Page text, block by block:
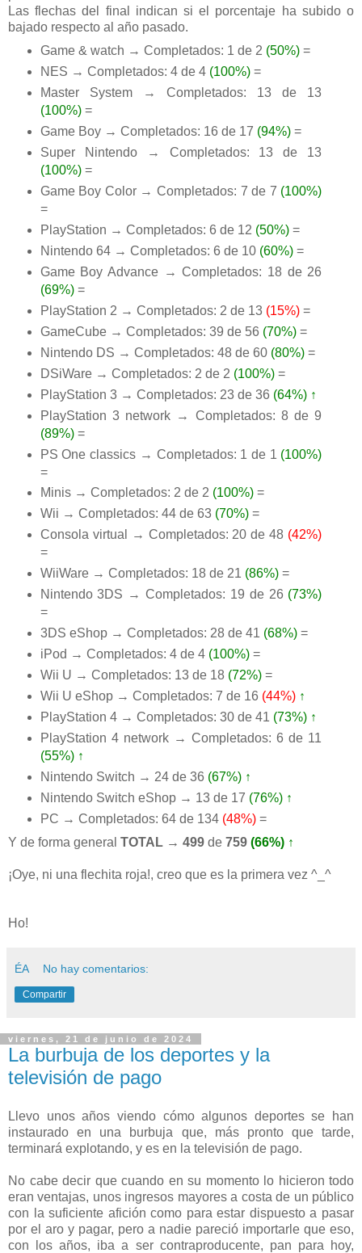
Las flechas del final indican si el porcentaje ha subido o
bajado respecto al año pasado.
Game & watch → Completados: 1 de 2 (50%)=
NES → Completados: 4 de 4 (100%)=
Master System → Completados: 13 de 13
(100%)=
Game Boy → Completados: 16 de 17 (94%)=
Super Nintendo → Completados: 13 de 13
(100%)=
Game Boy Color → Completados: 7 de 7 (100%)
=
PlayStation → Completados: 6 de 12 (50%)=
Nintendo 64 → Completados: 6 de 10 (60%)=
Game Boy Advance → Completados: 18 de 26
(69%)=
PlayStation 2 → Completados: 2 de 13 (15%)=
GameCube → Completados: 39 de 56 (70%)=
Nintendo DS → Completados: 48 de 60 (80%)=
DSiWare → Completados: 2 de 2 (100%)=
PlayStation 3 → Completados: 23 de 36 (64%) ↑
PlayStation 3 network → Completados: 8 de 9
(89%)=
PS One classics → Completados: 1 de 1 (100%)
=
Minis → Completados: 2 de 2 (100%)=
Wii → Completados: 44 de 63 (70%)=
Consola virtual → Completados: 20 de 48 (42%)
=
WiiWare → Completados: 18 de 21 (86%)=
Nintendo 3DS → Completados: 19 de 26 (73%)
=
3DS eShop → Completados: 28 de 41 (68%)=
iPod → Completados: 4 de 4 (100%)=
Wii U → Completados: 13 de 18 (72%)=
Wii U eShop → Completados: 7 de 16 (44%) ↑
PlayStation 4 → Completados: 30 de 41 (73%) ↑
PlayStation 4 network → Completados: 6 de 11
(55%) ↑
Nintendo Switch → 24 de 36 (67%) ↑
Nintendo Switch eShop → 13 de 17 (76%) ↑
PC → Completados: 64 de 134 (48%)=
Y de forma general TOTAL → 499 de 759 (66%) ↑
¡Oye, ni una flechita roja!, creo que es la primera vez ^_^
Ho!
ÉA No hay comentarios:
Compartir
viernes, 21 de junio de 2024
La burbuja de los deportes y la
televisión de pago
Llevo unos años viendo cómo algunos deportes se han
instaurado en una burbuja que, más pronto que tarde,
terminará explotando, y es en la televisión de pago.
No cabe decir que cuando en su momento lo hicieron todo
eran ventajas, unos ingresos mayores a costa de un público
con la suficiente afición como para estar dispuesto a pasar
por el aro y pagar, pero a nadie pareció importarle que eso,
con los años, iba a ser contraproducente, pan para hoy,